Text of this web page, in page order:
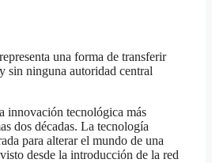
una forma de transferir
sin ninguna autoridad central
innovación tecnológica más
dos décadas. La tecnología
para alterar el mundo de una
desde la introducción de la red